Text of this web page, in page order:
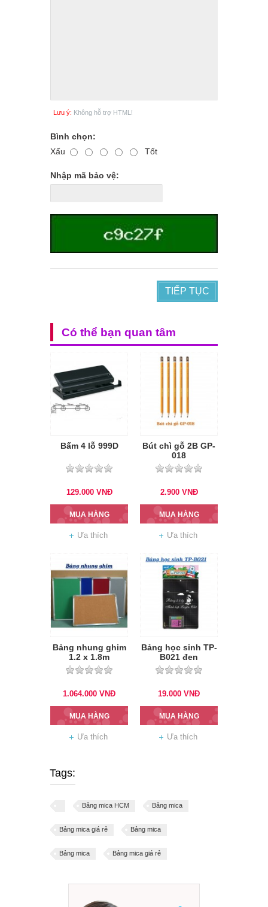
Lưu ý: Không hỗ trợ HTML!
Bình chọn:
Xấu
Tốt
Nhập mã bảo vệ:
TIẾP TỤC
Có thể bạn quan tâm
Bấm 4 lỗ 999D
129.000 VNĐ
MUA HÀNG
Ưa thích
Bút chì gỗ 2B GP-
018
2.900 VNĐ
MUA HÀNG
Ưa thích
Bảng nhung ghim
1.2 x 1.8m
1.064.000 VNĐ
MUA HÀNG
Ưa thích
Bảng học sinh TP-
B021 đen
19.000 VNĐ
MUA HÀNG
Ưa thích
Tags:
Bảng mica HCM Bảng mica
Bảng mica giá rẻ Bảng mica
Bảng mica Bảng mica giá rẻ